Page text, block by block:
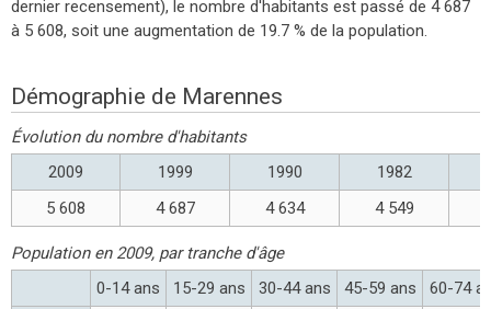
dernier recensement), le nombre d'habitants est passé de 4 687
à 5 608, soit une augmentation de 19.7 % de la population.
Démographie de Marennes
Évolution du nombre d'habitants
2009
1999 1990 1982
5 608
4 687 4 634 4 549
Population en 2009, par tranche d'âge
0-14 ans
15-29 ans 30-44 ans 45-59 ans
60-74